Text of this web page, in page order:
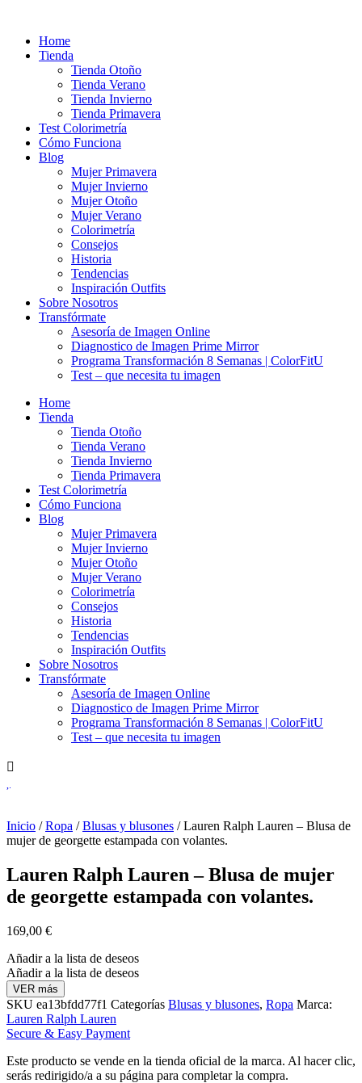
contenidoHome
Tienda
Tienda Otoño
Tienda Verano
Tienda Invierno
Tienda Primavera
Test Colorimetría
Cómo Funciona
Blog
Mujer Primavera
Mujer Invierno
Mujer Otoño
Mujer Verano
Colorimetría
Consejos
Historia
Tendencias
Inspiración Outfits
Sobre Nosotros
Transfórmate
Asesoría de Imagen Online
Diagnostico de Imagen Prime Mirror
Programa Transformación 8 Semanas | ColorFitU
Test – que necesita tu imagen
Home
Tienda
Tienda Otoño
Tienda Verano
Tienda Invierno
Tienda Primavera
Test Colorimetría
Cómo Funciona
Blog
Mujer Primavera
Mujer Invierno
Mujer Otoño
Mujer Verano
Colorimetría
Consejos
Historia
Tendencias
Inspiración Outfits
Sobre Nosotros
Transfórmate
Asesoría de Imagen Online
Diagnostico de Imagen Prime Mirror
Programa Transformación 8 Semanas | ColorFitU
Test – que necesita tu imagen
Inicio /Ropa /Blusas y blusones / Lauren Ralph Lauren – Blusa de
mujer de georgette estampada con volantes.
Lauren Ralph Lauren – Blusa de mujer
de georgette estampada con volantes.
169,00 €
Añadir a la lista de deseos
Añadir a la lista de deseos
VER más
SKU ea13bfdd77f1 Categorías Blusas y blusones, Ropa Marca:
Lauren Ralph Lauren
Secure & Easy Payment
Este producto se vende en la tienda oficial de la marca. Al hacer clic,
serás redirigido/a a su página para completar la compra.